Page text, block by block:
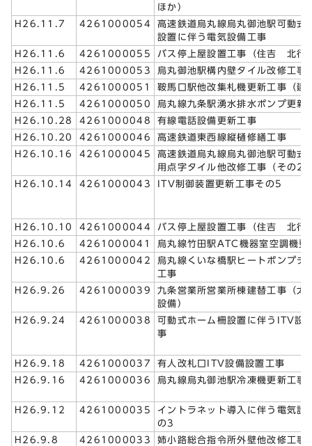
ほか）
H26.11.7
4261000054
高速鉄道烏丸線烏丸御池駅可動式
設置に伴う電気設備工事
H26.11.6
4261000055
バス停上屋設置工事（住吉 北行
H26.11.6
4261000053
烏丸御池駅構内壁タイル改修工事
H26.11.5
4261000051
鞍馬口駅他改集札機更新工事（建
H26.11.5
4261000050
烏丸線九条駅湧水排水ポンプ更新
H26.10.28
4261000048
有線電話設備更新工事
H26.10.20
4261000046
高速鉄道東西線縦樋修繕工事
H26.10.16
4261000045
高速鉄道烏丸線烏丸御池駅可動式
用点字タイル他改修工事（その2
H26.10.14
4261000043 ITV制御装置更新工事その5
H26.10.10 4261000044
バス停上屋設置工事（住吉 北行
H26.10.6
4261000041
烏丸線竹田駅ATC機器室空調機更
H26.10.6
4261000042
烏丸線くいな橋駅ヒートポンプチ
工事
H26.9.26
4261000039
九条営業所営業所棟建替工事（太
設備）
H26.9.24
4261000038
可動式ホーム柵設置に伴うITV設
事
H26.9.18 4261000037
有人改札口ITV設備設置工事
H26.9.16
4261000036 烏丸線烏丸御池駅冷凍機更新工事
H26.9.12 4261000035
イントラネット導入に伴う電気設
の3
H26.9.8
4261000033
姉小路総合指令所外壁他改修工事